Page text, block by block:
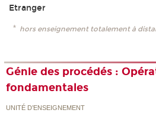
Etranger
* hors enseignement totalement à
Génie des procédés :
fondamentales
UNITÉ D’ENSEIGNEMENT